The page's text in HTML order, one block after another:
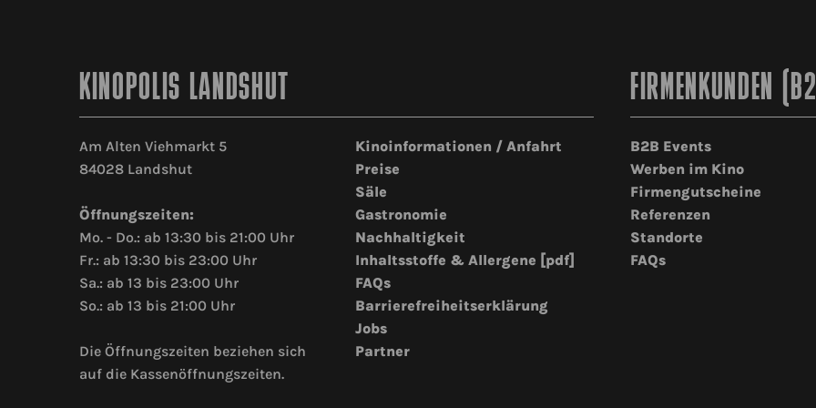
KINOPOLIS LANDSHUT
Am Alten Viehmarkt 5
84028 Landshut
Öffnungszeiten:
Mo. - Do.: ab 13:30 bis 21:00 Uhr
Fr.: ab 13:30 bis 23:00 Uhr
Sa.: ab 13 bis 23:00 Uhr
So.: ab 13 bis 21:00 Uhr
Die Öffnungszeiten beziehen sich
auf die Kassenöffnungszeiten.
Kinoinformationen / Anfahrt
Preise
Säle
Gastronomie
Nachhaltigkeit
Inhaltsstoffe & Allergene [pdf]
FAQs
Barrierefreiheitserklärung
Jobs
Partner
FIRMENKUNDEN
B2B Events
Werben im Kino
Firmengutscheine
Referenzen
Standorte
FAQs